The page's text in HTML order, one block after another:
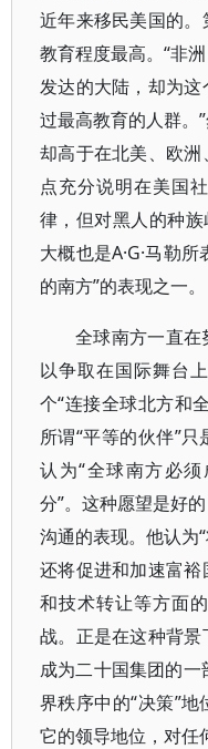
近年来移民美国的
教育程度最高。“非
发达的大陆，却为
过最高教育的人群。
却高于在北美、欧
点充分说明在美国
律，但对黑人的种
大概也是A·G·马勒
的南方”的表现之一。
全球南方一直
以争取在国际舞台
个“连接全球北方和
所谓“平等的伙伴”
认为“全球南方必
分”。这种愿望是好
沟通的表现。他认为
还将促进和加速富
和技术转让等方面
战。正是在这种背
成为二十国集团的
界秩序中的“决策”
它的领导地位，对任